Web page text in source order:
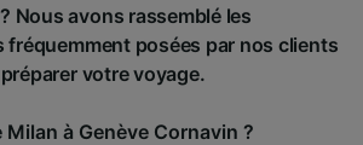
Nous avons rassemblé les
fréquemment posées par nos clients
votre voyage.
à Genève Cornavin ?